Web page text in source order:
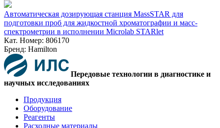
Автоматическая дозирующая станция MassSTAR для
подготовки проб для жидкостной хроматографии и масс-
спектрометрии в исполнении Microlab STARlet
Кат. Номер: 806170
Бренд: Hamilton
Передовые технологии в диагностике и
научных исследованиях
Продукция
Оборудование
Реагенты
Расходные материалы